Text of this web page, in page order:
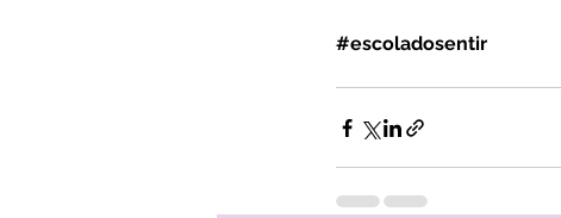
#escoladosentir